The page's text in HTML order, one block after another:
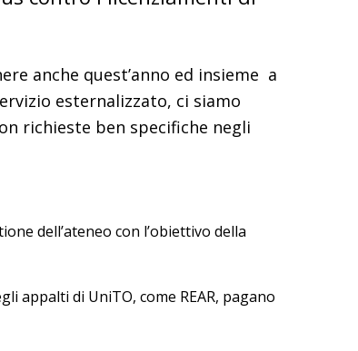
anche quest’anno ed insieme a
esternalizzato, ci siamo
richieste ben specifiche negli
dell’ateneo con l’obiettivo della
appalti di UniTO, come REAR, pagano